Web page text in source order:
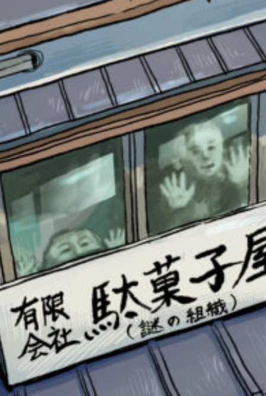
自分だけの
本だなが作れる！
書店に届いた
みんなからのお手紙が
読める